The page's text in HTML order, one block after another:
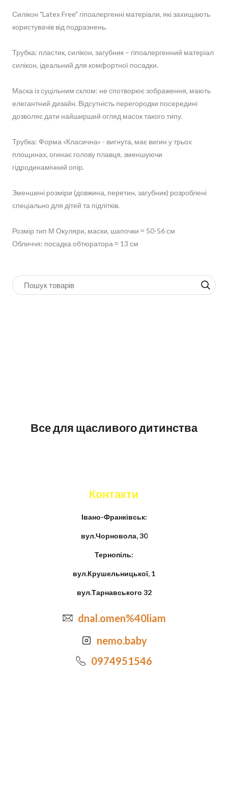
Силікон "Latex Free" гіпоалергенні матеріали, які захищають
користувачів від подразнень.
Трубка: пластик, силікон, загубник – гіпоалергенний матеріал
силікон, ідеальний для комфортної посадки.
Маска із суцільним склом: не спотворює зображення, мають
елегантний дизайн. Відсутність перегородки посередині
дозволяє дати найширший огляд масок такого типу.
Трубка: Форма «Класична» - вигнута, має вигин у трьох
площинах, огинає голову плавця, зменшуючи
гідродинамічний опір.
Зменшені розміри (довжина, перетин, загубник) розроблені
спеціально для дітей та підлітків.
Розмір тип М Окуляри, маски, шапочки ≈ 50-56 см
Обличчя: посадка обтюратора ≈ 13 см
Все для щасливого дитинства
Контакти
Івано-Франківськ:
вул.Чорновола, 30
Тернопіль:
вул.Крушельницької, 1
вул.Тарнавського 32
dnal.omen%40liam
nemo.baby
0974951546